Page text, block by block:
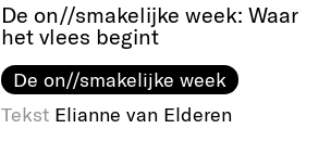
De on//smakelijke week: Waar
het vlees begint
De on//smakelijke week
Tekst Elianne van Elderen